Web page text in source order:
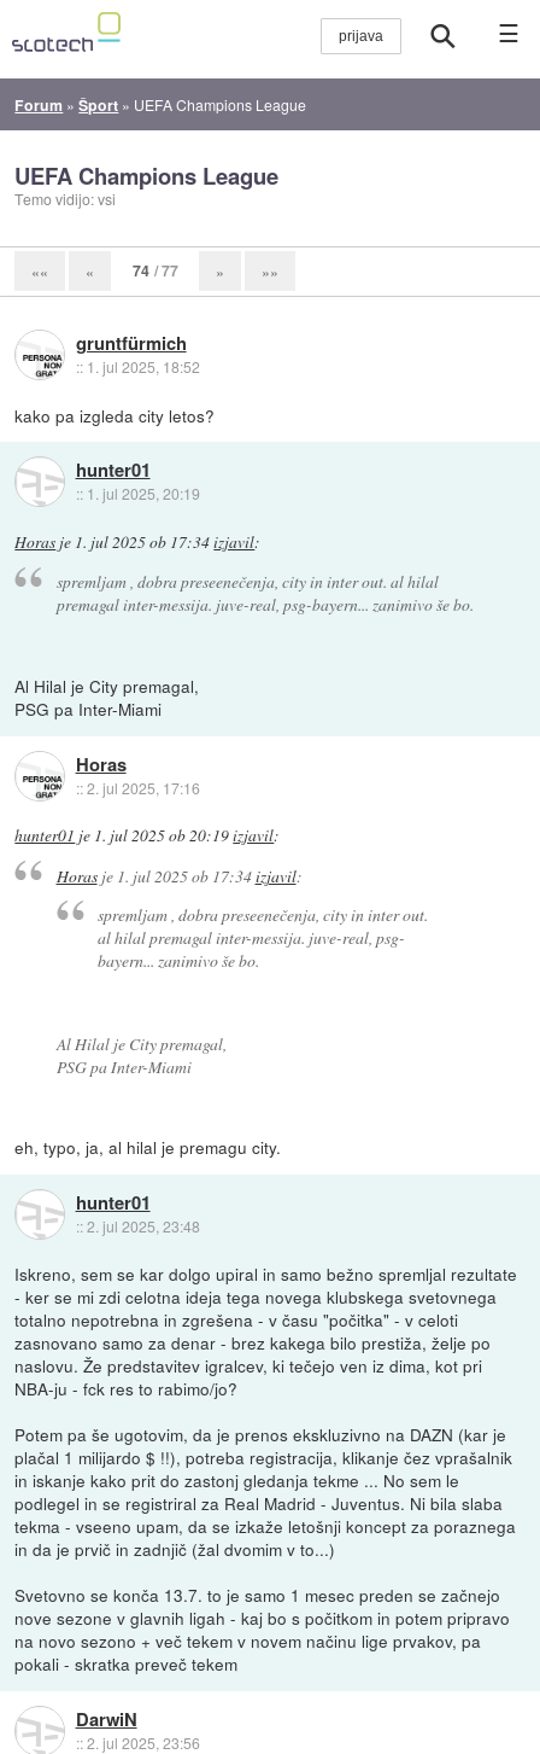
☰
Forum »Šport » UEFA Champions League
UEFA Champions League
Temo vidijo: vsi
«« « 74 / 77 » »»
gruntfürmich
:: 1. jul 2025, 18:52
kako pa izgleda city letos?
hunter01
:: 1. jul 2025, 20:19
Horas je 1. jul 2025 ob 17:34izjavil:
spremljam , dobra preseenečenja, city in inter out. al hilal
premagal inter-messija. juve-real, psg-bayern... zanimivo še bo.
Al Hilal je City premagal,
PSG pa Inter-Miami
Horas
::2. jul 2025, 17:16
hunter01 je 1. jul 2025 ob 20:19izjavil:
Horasje 1. jul 2025 ob 17:34izjavil:
spremljam , dobra preseenečenja, city in inter out.
al hilal premagal inter-messija. juve-real, psg-
bayern... zanimivo še bo.
Al Hilal je City premagal,
PSG pa Inter-Miami
eh, typo, ja, al hilal je premagu city.
hunter01
::2. jul 2025, 23:48
Iskreno, sem se kar dolgo upiral in samo bežno spremljal rezultate
- ker se mi zdi celotna ideja tega novega klubskega svetovnega
totalno nepotrebna in zgrešena - v času "počitka" - v celoti
zasnovano samo za denar - brez kakega bilo prestiža, želje po
naslovu. Že predstavitev igralcev, ki tečejo ven iz dima, kot pri
NBA-ju - fck res to rabimo/jo?
Potem pa še ugotovim, da je prenos ekskluzivno na DAZN (kar je
plačal 1 milijardo $ !!), potreba registracija, klikanje čez vprašalnik
in iskanje kako prit do zastonj gledanja tekme ... No sem le
podlegel in se registriral za Real Madrid - Juventus. Ni bila slaba
tekma - vseeno upam, da se izkaže letošnji koncept za poraznega
in da je prvič in zadnjič (žal dvomim v to...)
Svetovno se konča 13.7. to je samo 1 mesec preden se začnejo
nove sezone v glavnih ligah - kaj bo s počitkom in potem pripravo
na novo sezono + več tekem v novem načinu lige prvakov, pa
pokali - skratka preveč tekem
DarwiN
::2. jul 2025, 23:56